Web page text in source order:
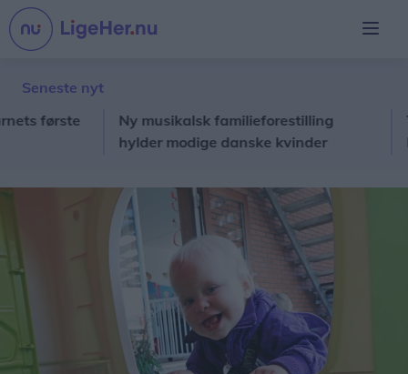
Seneste nyt
første
Ny musikalsk familieforestilling
hylder modige danske kvinder